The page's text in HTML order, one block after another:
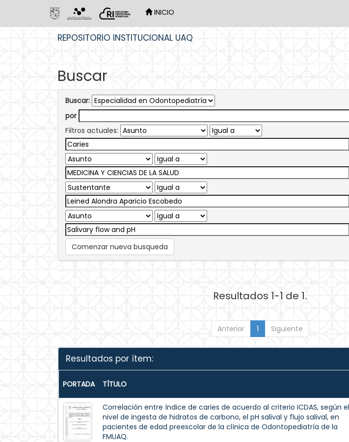
INICIO
REPOSITORIO INSTITUCIONAL UAQ
Buscar
Buscar:
por
Filtros actuales:
Comenzar nueva busqueda
Resultados 1-1 de 1.
Anterior 1 Siguiente
Resultados por ítem:
PORTADA TÍTULO
Correlación entre índice de caries de acuerdo al criterio ICDAS, según el
nivel de ingesta de hidratos de carbono, el pH salival y flujo salival, en
pacientes de edad preescolar de la clínica de Odontopediatría de la
FMUAQ.